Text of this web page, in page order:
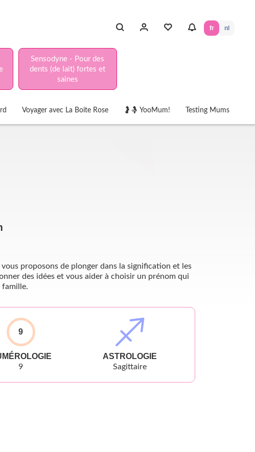
fr nl
Sensodyne - Pour des
dents (de lait) fortes et
saines
Voyager avec La Boite Rose 🤰🤱 YooMum! Testing Mums
proposons de plonger dans la signification et les
des idées et vous aider à choisir un prénom qui
famille.
9
9
ASTROLOGIE
Sagittaire